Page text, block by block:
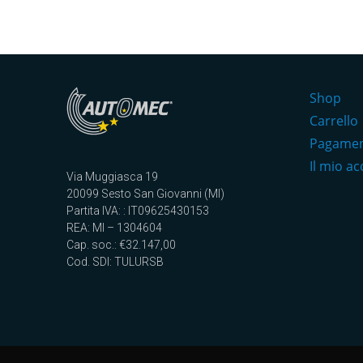
Via Muggiasca 19
20099 Sesto San Giovanni (MI)
Partita IVA: : IT09625430153
REA: MI – 1304604
Cap. soc.: €32.147,00
Cod. SDI: TULURSB
Shop
Carrello
Il mio